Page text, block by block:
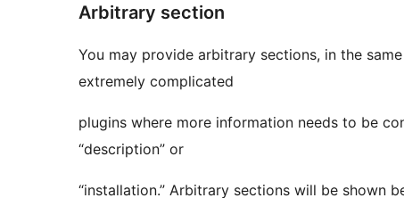
Arbitrary section
You may provide arbitrary sections, in the same format as
extremely complicated
plugins where more information needs to be
“description” or
“installation.” Arbitrary sections will be